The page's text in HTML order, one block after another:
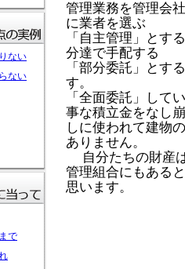
ない
ない
で
管理業務を管理会
に業者を選ぶ
「自主管理」とす
分達で手配する
「部分委託」とす
す。
「全面委託」して
事な積立金をなし崩
しに使われて建物
ありません。
自分たちの財産
管理組合にもあると
思います。